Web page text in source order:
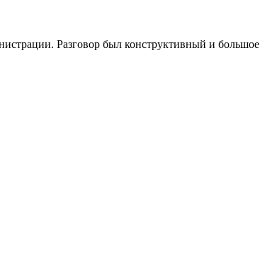
Разговор был конструктивный и